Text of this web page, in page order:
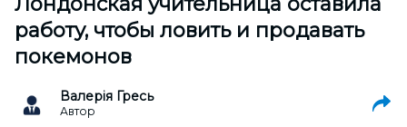
работу, чтобы ловить и продавать
покемонов
Валерія Гресь
Автор